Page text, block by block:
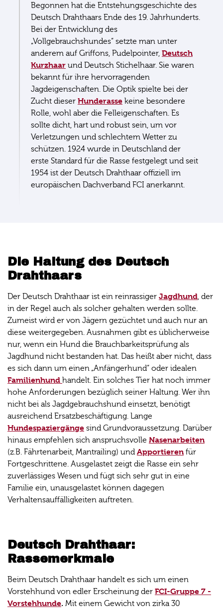
Begonnen hat die Entstehungsgeschichte des
Deutsch Drahthaars Ende des 19. Jahrhunderts.
Bei der Entwicklung des
„Vollgebrauchshundes“ setzte man unter
anderem auf Griffons, Pudelpointer, Deutsch
Kurzhaar und Deutsch Stichelhaar. Sie waren
bekannt für ihre hervorragenden
Jagdeigenschaften. Die Optik spielte bei der
Zucht dieser Hunderasse keine besondere
Rolle, wohl aber die Felleigenschaften. Es
sollte dicht, hart und robust sein, um vor
Verletzungen und schlechtem Wetter zu
schützen. 1924 wurde in Deutschland der
erste Standard für die Rasse festgelegt und seit
1954 ist der Deutsch Drahthaar offiziell im
europäischen Dachverband FCI anerkannt.
Die Haltung des Deutsch
Drahthaars
Der Deutsch Drahthaar ist ein reinrassiger Jagdhund, der
in der Regel auch als solcher gehalten werden sollte.
Zumeist wird er von Jägern gezüchtet und auch nur an
diese weitergegeben. Ausnahmen gibt es üblicherweise
nur, wenn ein Hund die Brauchbarkeitsprüfung als
Jagdhund nicht bestanden hat. Das heißt aber nicht, dass
es sich dann um einen „Anfängerhund“ oder idealen
Familienhund handelt. Ein solches Tier hat noch immer
hohe Anforderungen bezüglich seiner Haltung. Wer ihn
nicht bei als Jagdgebrauchshund einsetzt, benötigt
ausreichend Ersatzbeschäftigung. Lange
Hundespaziergänge sind Grundvoraussetzung. Darüber
hinaus empfehlen sich anspruchsvolle Nasenarbeiten
(z.B. Fährtenarbeit, Mantrailing) und Apportieren für
Fortgeschrittene. Ausgelastet zeigt die Rasse ein sehr
zuverlässiges Wesen und fügt sich sehr gut in eine
Familie ein, unausgelastet können dagegen
Verhaltensauffälligkeiten auftreten.
Deutsch Drahthaar:
Rassemerkmale
Beim Deutsch Drahthaar handelt es sich um einen
Vorstehhund von edler Erscheinung der FCI-Gruppe 7 -
Vorstehhunde. Mit einem Gewicht von zirka 30